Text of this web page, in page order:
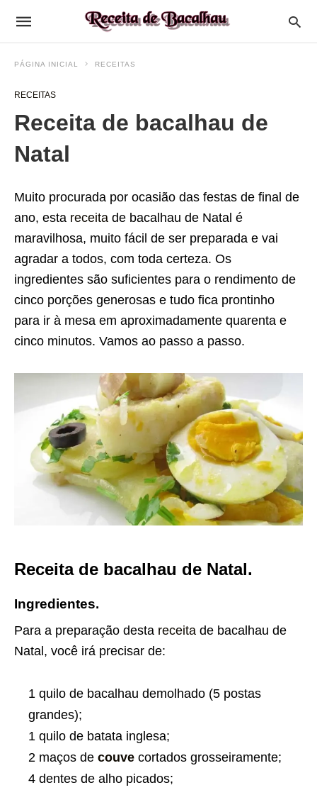
PÁGINA INICIAL RECEITAS
RECEITAS
Receita de bacalhau de
Natal
Muito procurada por ocasião das festas de final de
ano, esta receita de bacalhau de Natal é
maravilhosa, muito fácil de ser preparada e vai
agradar a todos, com toda certeza. Os
ingredientes são suficientes para o rendimento de
cinco porções generosas e tudo fica prontinho
para ir à mesa em aproximadamente quarenta e
cinco minutos. Vamos ao passo a passo.
Receita de bacalhau de Natal.
Ingredientes.
Para a preparação desta receita de bacalhau de
Natal, você irá precisar de:
1 quilo de bacalhau demolhado (5 postas
grandes);
1 quilo de batata inglesa;
2 maços de couve cortados grosseiramente;
4 dentes de alho picados;